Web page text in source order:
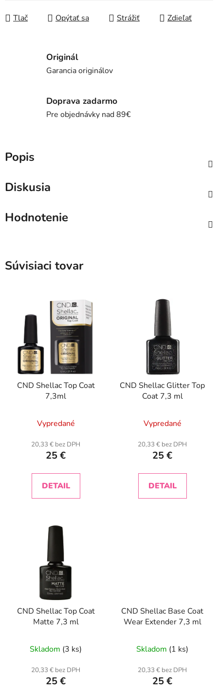
Tlač Opýtať sa Strážiť Zdieľať
Originál
Garancia originálov
Doprava zadarmo
Pre objednávky nad 89€
Popis
Diskusia
Hodnotenie
Súvisiaci tovar
CND Shellac Top Coat
7,3ml
Vypredané
20,33 € bez DPH
25 €
DETAIL
CND Shellac Glitter Top
Coat 7,3 ml
Vypredané
20,33 € bez DPH
25 €
DETAIL
CND Shellac Top Coat
Matte 7,3 ml
Skladom (3 ks)
20,33 € bez DPH
25 €
CND Shellac Base Coat
Wear Extender 7,3 ml
Skladom (1 ks)
20,33 € bez DPH
25 €